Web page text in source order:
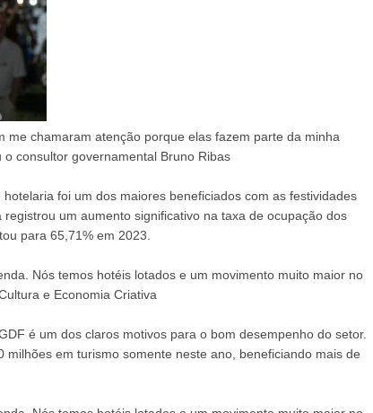
me chamaram atenção porque elas fazem parte da minha
consultor governamental Bruno Ribas
foi um dos maiores beneficiados com as festividades
um aumento significativo na taxa de ocupação dos
para 65,71% em 2023.
Nós temos hotéis lotados e um movimento muito maior no
e Economia Criativa
é um dos claros motivos para o bom desempenho do setor.
em turismo somente neste ano, beneficiando mais de